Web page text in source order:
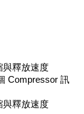
與釋放速度
Compressor 訊
與釋放速度